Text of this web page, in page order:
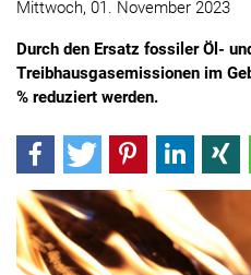
Mittwoch, 01. November 2023
Durch den Ersatz fossiler Öl-
Treibhausgasemissionen im
% reduziert werden.